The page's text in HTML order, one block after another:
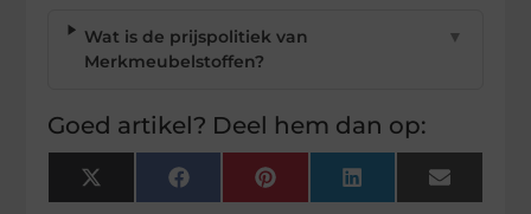
Wat is de prijspolitiek van
Merkmeubelstoffen?
▼
Goed artikel? Deel hem dan op:
X
(Twitter)
FacebookPinterest LinkedIn Email